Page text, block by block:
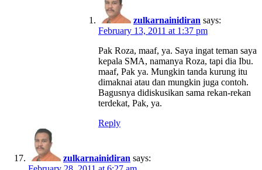
zulkarnainidiran says:
February 13, 2011 at 1:37 pm
Pak Roza, maaf, ya. Saya ingat teman saya
kepala SMA, namanya Roza, tapi dia Ibu.
maaf, Pak ya. Mungkin tanda kurung itu
dimaknai atau dan mungkin juga contoh.
Bagusnya didiskusikan sama rekan-rekan
terdekat, Pak, ya.
Reply
zulkarnainidiran says: